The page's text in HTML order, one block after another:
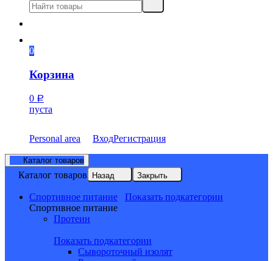
0
Корзина
0 Р
пуста
Personal area ВходРегистрация
Каталог товаров
Каталог товаров Назад Закрыть
Спортивное питание
Показать подкатегории
Спортивное питание
Протеин
Показать подкатегории
Сывороточный изолят